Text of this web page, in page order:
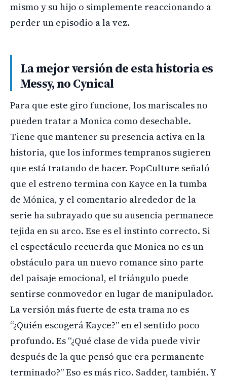
mismo y su hijo o simplemente reaccionando a
perder un episodio a la vez.
La mejor versión de esta historia es
Messy, no Cynical
Para que este giro funcione, los mariscales no
pueden tratar a Monica como desechable.
Tiene que mantener su presencia activa en la
historia, que los informes tempranos sugieren
que está tratando de hacer. PopCulture señaló
que el estreno termina con Kayce en la tumba
de Mónica, y el comentario alrededor de la
serie ha subrayado que su ausencia permanece
tejida en su arco. Ese es el instinto correcto. Si
el espectáculo recuerda que Monica no es un
obstáculo para un nuevo romance sino parte
del paisaje emocional, el triángulo puede
sentirse conmovedor en lugar de manipulador.
La versión más fuerte de esta trama no es
“¿Quién escogerá Kayce?” en el sentido poco
profundo. Es “¿Qué clase de vida puede vivir
después de la que pensó que era permanente
terminado?” Eso es más rico. Sadder, también. Y